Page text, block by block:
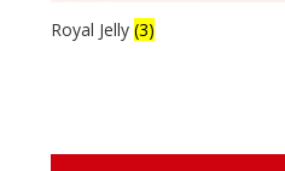
Royal Jelly (3)